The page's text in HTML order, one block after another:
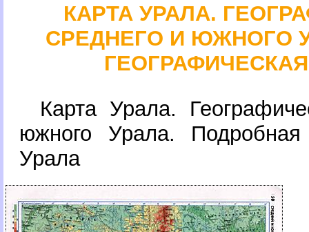
КАРТА УРАЛА.
СРЕДНЕГО И ЮЖНОГО
Карта Урала.
южного Урала. Подробная
Урала